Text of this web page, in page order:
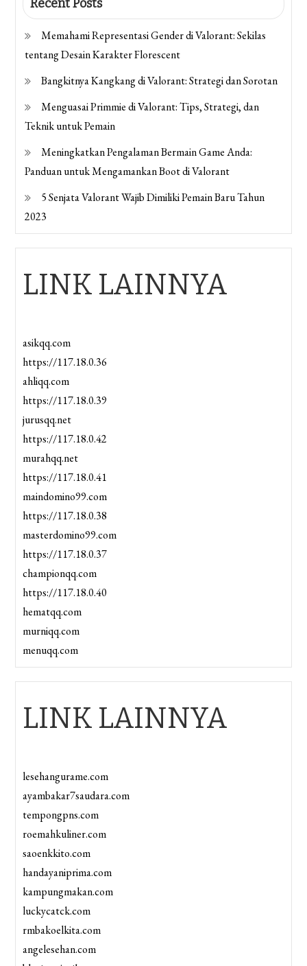
Recent Posts
Memahami Representasi Gender di Valorant: Sekilas
tentang Desain Karakter Florescent
Bangkitnya Kangkang di Valorant: Strategi dan Sorotan
Menguasai Primmie di Valorant: Tips, Strategi, dan
Teknik untuk Pemain
Meningkatkan Pengalaman Bermain Game Anda:
Panduan untuk Mengamankan Boot di Valorant
5 Senjata Valorant Wajib Dimiliki Pemain Baru Tahun
2023
LINK LAINNYA
asikqq.com
https://117.18.0.36
ahliqq.com
https://117.18.0.39
jurusqq.net
https://117.18.0.42
murahqq.net
https://117.18.0.41
maindomino99.com
https://117.18.0.38
masterdomino99.com
https://117.18.0.37
championqq.com
https://117.18.0.40
hematqq.com
murniqq.com
menuqq.com
LINK LAINNYA
lesehangurame.com
ayambakar7saudara.com
tempongpns.com
roemahkuliner.com
saoenkkito.com
handayaniprima.com
kampungmakan.com
luckycatck.com
rmbakoelkita.com
angelesehan.com